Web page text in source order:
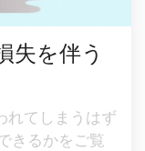
れてしまうはず
きるかをご覧